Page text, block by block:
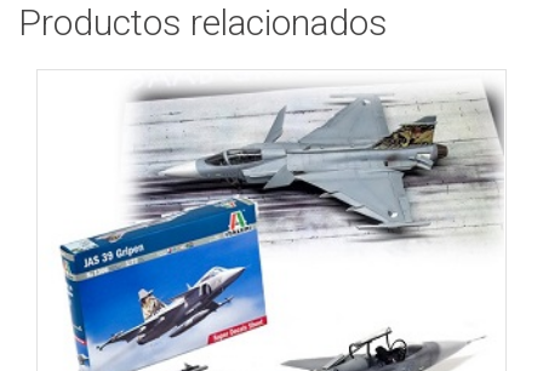
Productos relacionados